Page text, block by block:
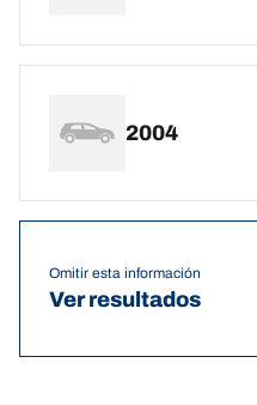
2004
Omitir esta información
Ver resultados